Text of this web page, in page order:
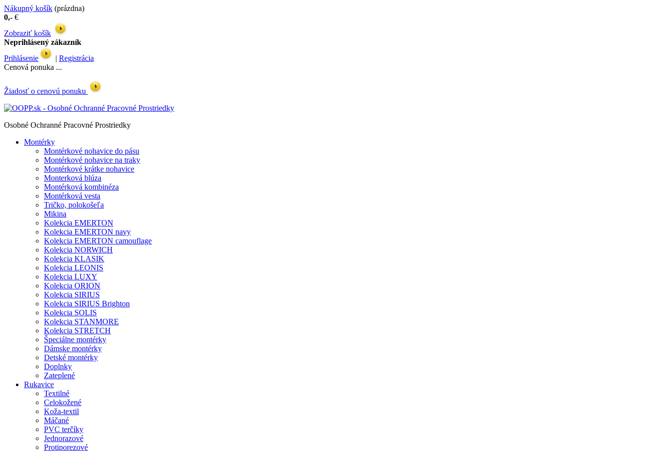
Nákupný košík (prázdna)
0,- €
Zobraziť košík
Neprihlásený zákazník
Prihlásenie
| Registrácia
Cenová ponuka ...
Žiadosť o cenovú ponuku
Osobné Ochranné Pracovné Prostriedky
Montérky
Montérkové nohavice do pásu
Montérkové nohavice na traky
Montérkové krátke nohavice
Monterková blúza
Montérková kombinéza
Montérková vesta
Tričko, polokošeľa
Mikina
Kolekcia EMERTON
Kolekcia EMERTON navy
Kolekcia EMERTON camouflage
Kolekcia NORWICH
Kolekcia KLASIK
Kolekcia LEONIS
Kolekcia LUXY
Kolekcia ORION
Kolekcia SIRIUS
Kolekcia SIRIUS Brighton
Kolekcia SOLIS
Kolekcia STANMORE
Kolekcia STRETCH
Špeciálne montérky
Dámske montérky
Detské montérky
Doplnky
Zateplené
Rukavice
Textilné
Celokožené
Koža-textil
Máčané
PVC terčíky
Jednorazové
Protiporezové